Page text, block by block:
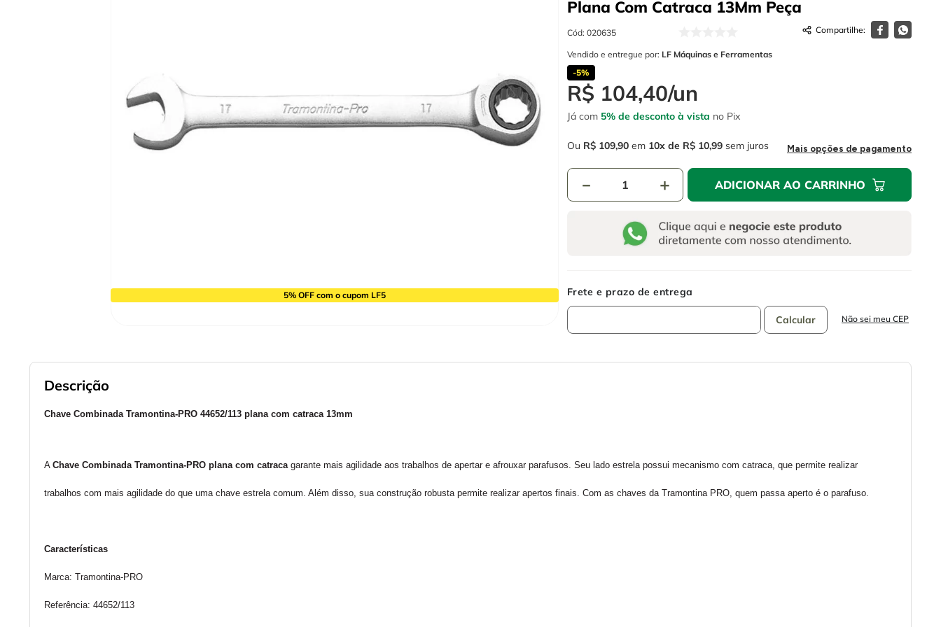
5% OFF com o cupom LF5
Plana Com Catraca 13Mm Peça
Cód: 020635
Vendido e entregue por: LF Máquinas e Ferramentas
-5%
R$ 104,40/un
Já com 5% de desconto à vista no Pix
Ou R$ 109,90 em 10 R$ 10,99 sem juros Mais opções de pagamento
＋
－ ADICIONAR AO CARRINHO
Não sei meu CEP
Descrição
Chave Combinada Tramontina-PRO 44652/113 plana com catraca 13mm
A Chave Combinada Tramontina-PRO plana com catraca garante mais agilidade aos trabalhos de apertar e afrouxar parafusos. Seu lado estrela possui mecanismo com catraca, que permite realizar
trabalhos com mais agilidade do que uma chave estrela comum. Além disso, sua construção robusta permite realizar apertos finais. Com as chaves da Tramontina PRO, quem passa aperto é o parafuso.
Características
Marca: Tramontina-PRO
Referência: 44652/113